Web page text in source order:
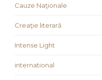
Cauze Naţionale
Creaţie literară
Intense Light
international